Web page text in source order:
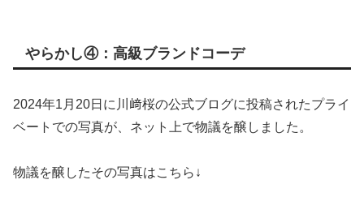
やらかし④：高級ブランドコーデ
2024年1月20日に川﨑桜の公式ブログに投稿されたプライ
ベートでの写真が、ネット上で物議を醸しました。
物議を醸したその写真はこちら↓